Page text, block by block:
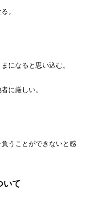
。
になると思い込む。
に厳しい。
うことができないと感
いて